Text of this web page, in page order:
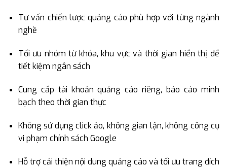
Tư vấn chiến lược quảng cáo phù hợp với từng ngành
nghề
Tối ưu nhóm từ khóa, khu vực và thời gian hiển thị để
tiết kiệm ngân sách
Cung cấp tài khoản quảng cáo riêng, báo cáo minh
bạch theo thời gian thực
Không sử dụng click ảo, không gian lận, không công cụ
vi phạm chính sách Google
Hỗ trợ cải thiện nội dung quảng cáo và tối ưu trang đích